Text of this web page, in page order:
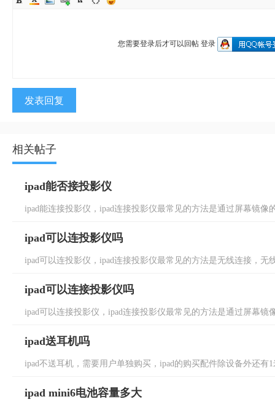
您需要登录后才可以回帖 登录
发表回复
相关帖子
ipad能否接投影仪
ipad能连接投影仪，ipad连接投影仪最常见的方法是通过屏幕镜像
ipad可以连投影仪吗
ipad可以连投影仪，ipad连接投影仪最常见的方法是无线连接，无
ipad可以连接投影仪吗
ipad可以连接投影仪，ipad连接投影仪最常见的方法是通过屏幕镜
ipad送耳机吗
ipad不送耳机，需要用户单独购买，ipad的购买配件除设备外还有
ipad mini6电池容量多大